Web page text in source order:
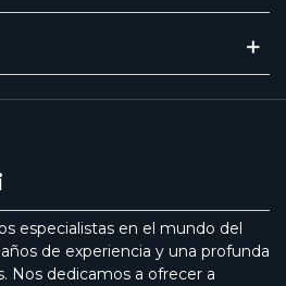
especialistas en el mundo del
de experiencia y una profunda
Nos dedicamos a ofrecer a